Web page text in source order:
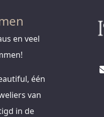
en veel
één
van
in de